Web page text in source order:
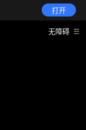
打开
无障碍